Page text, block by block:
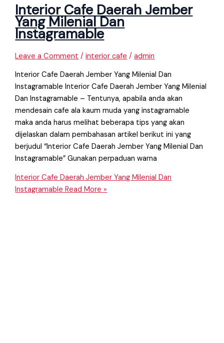
Interior Cafe Daerah Jember
Yang Milenial Dan
Instagramable
Leave a Comment /interior cafe /admin
Interior Cafe Daerah Jember Yang Milenial Dan
Instagramable Interior Cafe Daerah Jember Yang Milenial
Dan Instagramable – Tentunya, apabila anda akan
mendesain cafe ala kaum muda yang instagramable
maka anda harus melihat beberapa tips yang akan
dijelaskan dalam pembahasan artikel berikut ini yang
berjudul “Interior Cafe Daerah Jember Yang Milenial Dan
Instagramable” Gunakan perpaduan warna
Interior Cafe Daerah Jember Yang Milenial Dan
Instagramable Read More »